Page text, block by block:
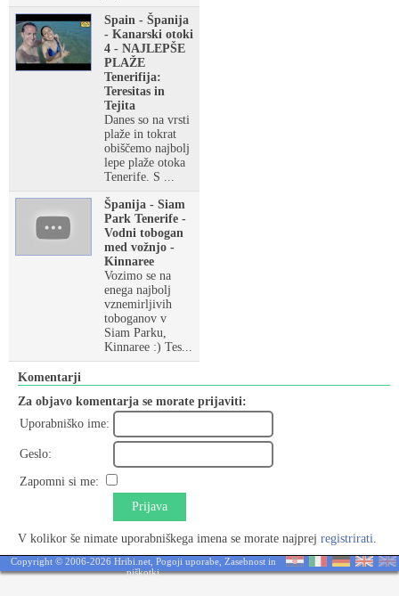
Spain - Španija
- Kanarski otoki
4 - NAJLEPŠE
PLAŽE
Tenerifija:
Teresitas in
Tejita
Danes so na vrsti
plaže in tokrat
obiščemo najbolj
lepe plaže otoka
Tenerife. S ...
Španija - Siam
Park Tenerife -
Vodni tobogan
med vožnjo -
Kinnaree
Vozimo se na
enega najbolj
vznemirljivih
toboganov v
Siam Parku,
Kinnaree :) Tes...
Komentarji
Za objavo komentarja se morate prijaviti:
Uporabniško ime:
Geslo:
Zapomni si me:
Prijava
V kolikor še nimate uporabniškega imena se morate najprej registrirati.
Copyright © 2006-2026 Hribi.net, Pogoji uporabe, Zasebnost in
piškotki